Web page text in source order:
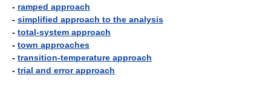
- ramped approach
- simplified approach to the analysis
- total-system approach
- town approaches
- transition-temperature approach
- trial and error approach